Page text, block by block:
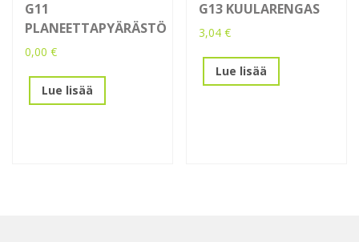
G11
PLANEETTAPYÄRÄSTÖ
0,00 €
Lue lisää
G13 KUULARENGAS
3,04€
Lue lisää